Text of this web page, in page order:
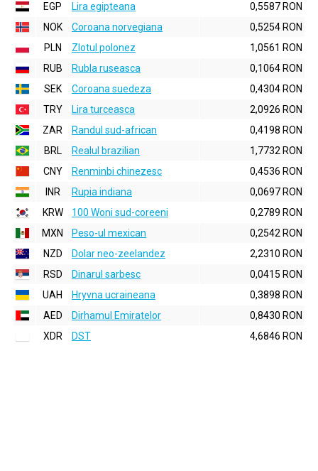
EGP
Lira egipteana
0,5587 RON
NOK
Coroana norvegiana
0,5254 RON
PLN
Zlotul polonez
1,0561 RON
RUB
Rubla ruseasca
0,1064 RON
SEK
Coroana suedeza
0,4304 RON
TRY
Lira turceasca
2,0926 RON
ZAR
Randul sud-african
0,4198 RON
BRL
Realul brazilian
1,7732 RON
CNY
Renminbi chinezesc
0,4536 RON
INR
Rupia indiana
0,0697 RON
KRW
100 Woni sud-coreeni
0,2789 RON
MXN
Peso-ul mexican
0,2542 RON
NZD
Dolar neo-zeelandez
2,2310 RON
RSD
Dinarul sarbesc
0,0415 RON
UAH
Hryvna ucraineana
0,3898 RON
AED
Dirhamul Emiratelor
0,8430 RON
XDR
DST 4,6846 RON